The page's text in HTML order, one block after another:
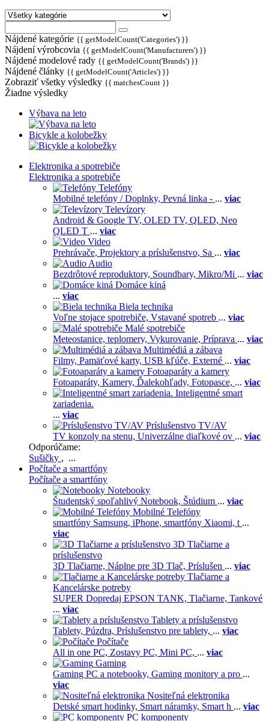
Nájdené kategórie {{ getModelCount('Categories') }}
Nájdení výrobcovia {{ getModelCount('Manufacturers') }}
Nájdené modelové rady {{ getModelCount('Brands') }}
Nájdené články {{ getModelCount('Articles') }}
Zobraziť všetky výsledky {{ matchesCount }}
Žiadne výsledky
Výbava na leto
Bicykle a kolobežky
Elektronika a spotrebiče
Elektronika a spotrebiče
Telefóny
Mobilné telefóny / Doplnky, Pevná linka - ... viac
Televízory
Android & Google TV, OLED TV, QLED, Neo
QLED T ... viac
Video
Prehrávače, Projektory a príslušenstvo, Sa ... viac
Audio
Bezdrôtové reproduktory, Soundbary, Mikro/Mi ... viac
Domáce kiná
... viac
Biela technika
Voľne stojace spotrebiče, Vstavané spotreb ... viac
Malé spotrebiče
Meteostanice, teplomery, Vykurovanie, Príprava ... viac
Multimédiá a zábava
Filmy, Pamäťové karty, USB kľúče, Externé ... viac
Fotoaparáty a kamery
Fotoaparáty, Kamery, Ďalekohľady, Fotopasce, ... viac
Inteligentné smart
zariadenia.
... viac
Príslušenstvo TV/AV
TV konzoly na stenu, Univerzálne diaľkové ov ... viac
Odporúčame:
Sušičky , ...
Počítače a smartfóny
Počítače a smartfóny
Notebooky
Študentský spoľahlivý Notebook, Štúdium ... viac
Mobilné Telefóny
smartfóny Samsung, iPhone, smartfóny Xiaomi, t ...
viac
3D Tlačiarne a
príslušenstvo
3D Tlačiarne, Náplne pre 3D Tlač, Príslušen ... viac
Tlačiarne a
Kancelárske potreby
SUPER Dopredaj EPSON TANK, Tlačiarne, Tankové
... viac
Tablety a príslušenstvo
Tablety, Púzdra, Príslušenstvo pre tablety, ... viac
Počítače
All in one PC, Zostavy PC, Mini PC, ... viac
Gaming
Gaming PC a notebooky, Gaming monitory a pro ...
viac
Nositeľná elektronika
Detské smart hodinky, Smart náramky, Smart h ... viac
PC komponenty